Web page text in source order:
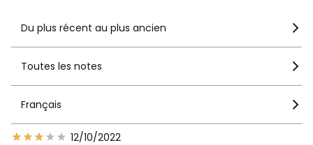
Du plus récent au plus ancien
Toutes les notes
Français
12/10/2022